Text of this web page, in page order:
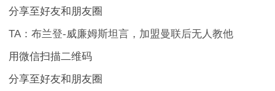
分享至好友和朋友圈
TA：布兰登-威廉姆斯坦言，加盟曼联后无人教他
用微信扫描二维码
分享至好友和朋友圈